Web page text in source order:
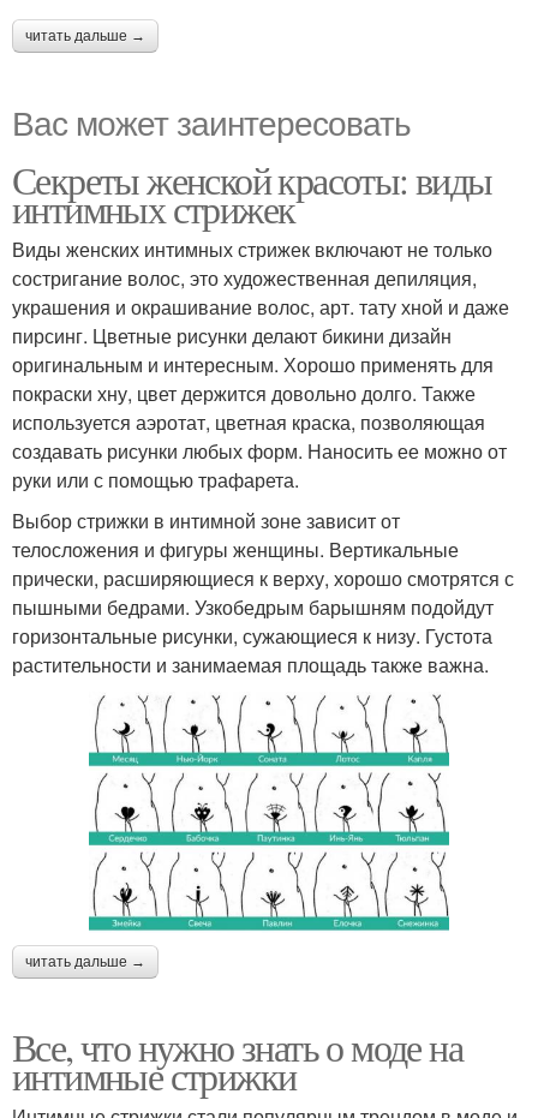
читать дальше →
Вас может заинтересовать
Секреты женской красоты: виды
интимных стрижек
Виды женских интимных стрижек включают не только
состригание волос, это художественная депиляция,
украшения и окрашивание волос, арт. тату хной и даже
пирсинг. Цветные рисунки делают бикини дизайн
оригинальным и интересным. Хорошо применять для
покраски хну, цвет держится довольно долго. Также
используется аэротат, цветная краска, позволяющая
создавать рисунки любых форм. Наносить ее можно от
руки или с помощью трафарета.
Выбор стрижки в интимной зоне зависит от
телосложения и фигуры женщины. Вертикальные
прически, расширяющиеся к верху, хорошо смотрятся с
пышными бедрами. Узкобедрым барышням подойдут
горизонтальные рисунки, сужающиеся к низу. Густота
растительности и занимаемая площадь также важна.
читать дальше →
Все, что нужно знать о моде на
интимные стрижки